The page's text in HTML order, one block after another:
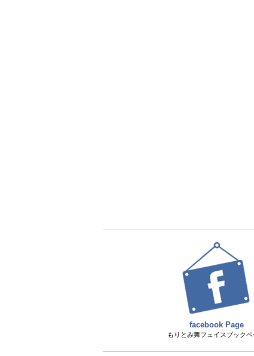
facebook Page
もりとみ舞フェイスブックペ